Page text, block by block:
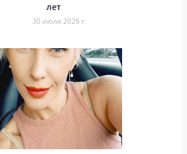
лет
30 июля 2026 г.